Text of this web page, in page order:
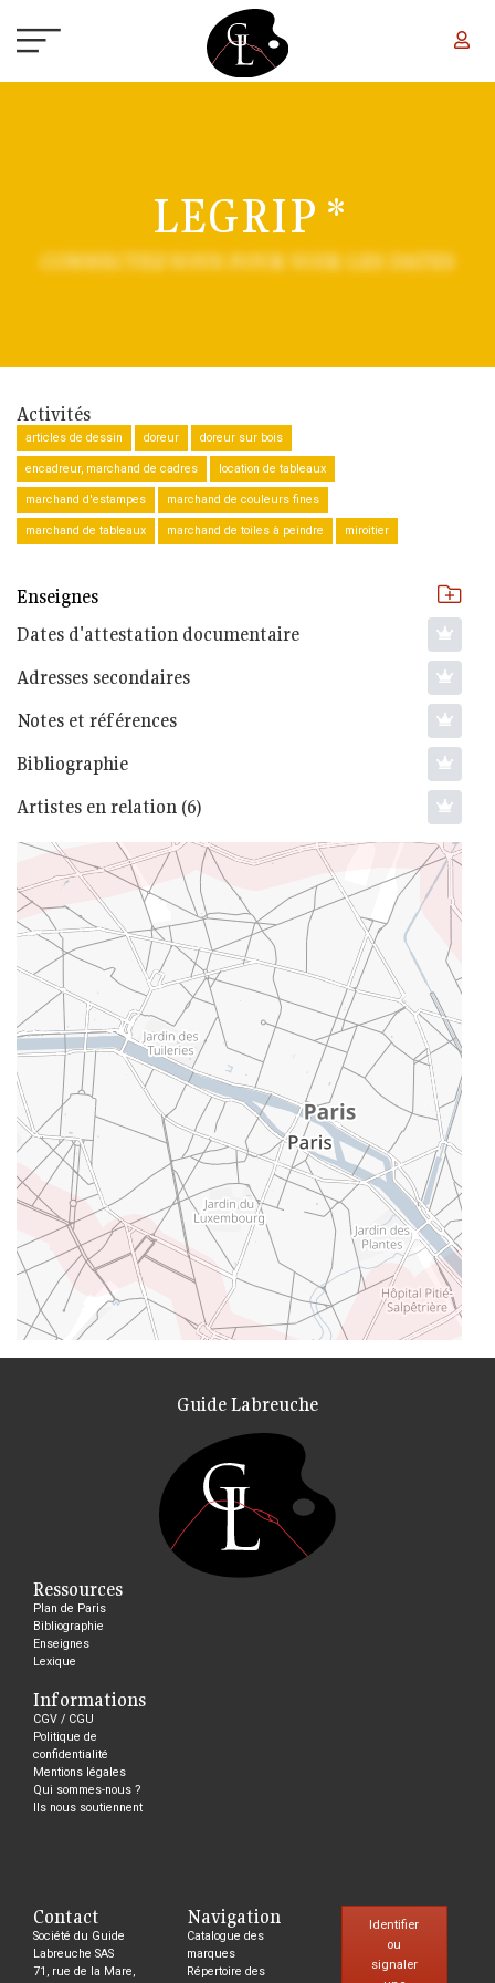
LEGRIP *
CONNECTEZ-VOUS POUR VOIR LES DATES
Activités
articles de dessin doreur doreur sur bois
encadreur, marchand de cadres location de tableaux
marchand d'estampes marchand de couleurs fines
marchand de tableaux marchand de toiles à peindre miroitier
Enseignes
Dates d'attestation documentaire
Adresses secondaires
Notes et références
Bibliographie
Artistes en relation (6)
Guide Labreuche
Ressources
Plan de Paris
Bibliographie
Enseignes
Lexique
Informations
CGV / CGU
Politique de
confidentialité
Mentions légales
Qui sommes-nous ?
Ils nous soutiennent
Contact
Société du Guide
Labreuche SAS
71, rue de la Mare,
Navigation
Catalogue des
marques
Répertoire des
Identifier
ou
signaler